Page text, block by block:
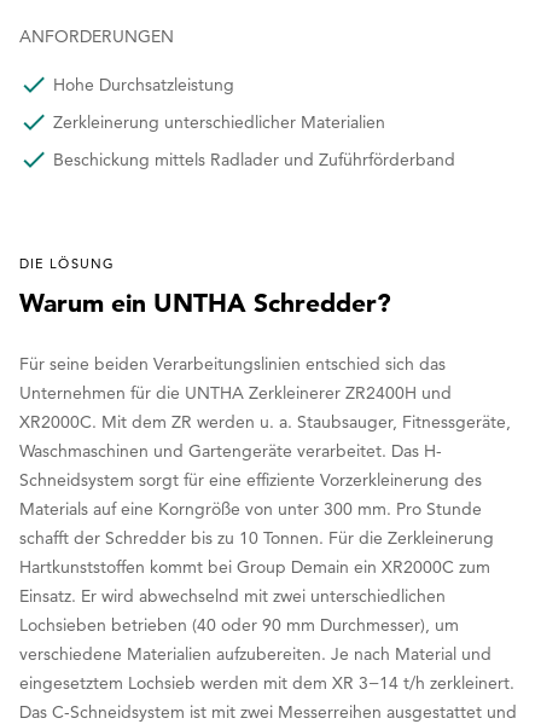
ANFORDERUNGEN
Hohe Durchsatzleistung
Zerkleinerung unterschiedlicher Materialien
Beschickung mittels Radlader und Zuführförderband
DIE LÖSUNG
Warum ein UNTHA Schredder?
Für seine beiden Verarbeitungslinien entschied sich das
Unternehmen für die UNTHA Zerkleinerer ZR2400H und
XR2000C. Mit dem ZR werden u. a. Staubsauger, Fitnessgeräte,
Waschmaschinen und Gartengeräte verarbeitet. Das H-
Schneidsystem sorgt für eine effiziente Vorzerkleinerung des
Materials auf eine Korngröße von unter 300 mm. Pro Stunde
schafft der Schredder bis zu 10 Tonnen. Für die Zerkleinerung
Hartkunststoffen kommt bei Group Demain ein XR2000C zum
Einsatz. Er wird abwechselnd mit zwei unterschiedlichen
Lochsieben betrieben (40 oder 90 mm Durchmesser), um
verschiedene Materialien aufzubereiten. Je nach Material und
eingesetztem Lochsieb werden mit dem XR 3−14 t/h zerkleinert.
Das C-Schneidsystem ist mit zwei Messerreihen ausgestattet und